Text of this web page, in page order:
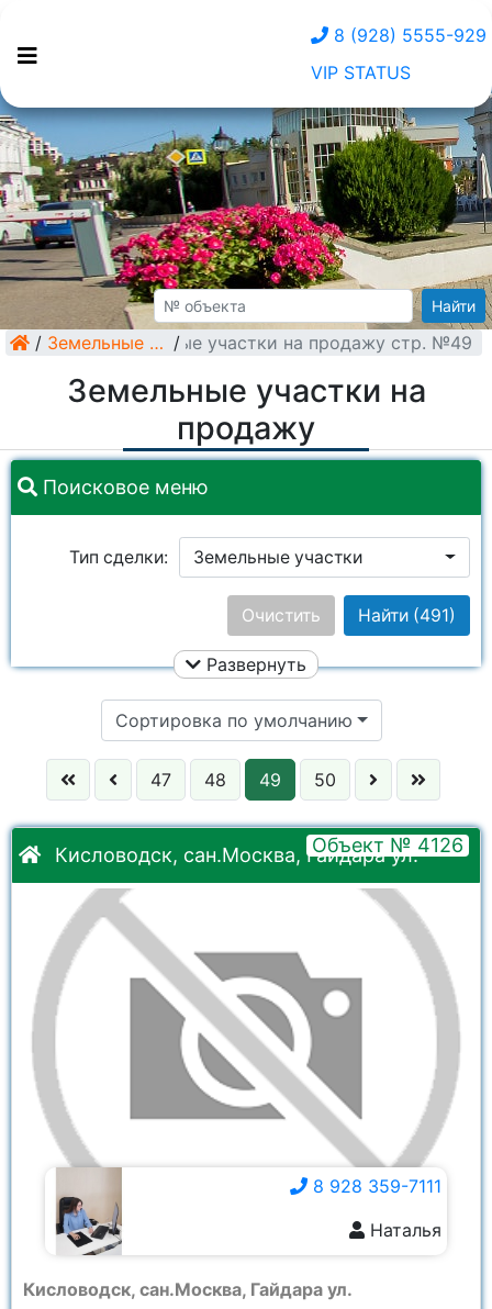
8 (928) 5555-929
VIP STATUS
Найти
/ Земельные участки /
Земельные участки на продажу стр. №49
Земельные участки на
продажу
Поисковое меню
Тип сделки: Земельные участки
Улица: Ничего не выбрано
Район: Ничего не выбрано
Город: Ничего не выбрано
Найти (491)
Очистить
Развернуть
Сортировка по умолчанию
47 48 49 50
Кисловодск, сан.Москва, Гайдара ул.
Объект № 4126
Кисловодск, сан.Москва, Гайдара ул.
8 928 359-7111
Наталья